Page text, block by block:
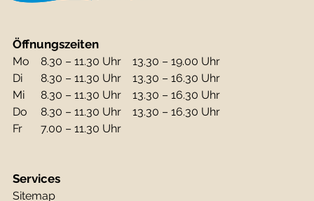
Öffnungszeiten
Mo 8.30 – 11.30 Uhr
13.30 – 19.00 Uhr
Di
8.30 – 11.30 Uhr
13.30 – 16.30 Uhr
Mi
8.30 – 11.30 Uhr
13.30 – 16.30 Uhr
Do
8.30 – 11.30 Uhr
13.30 – 16.30 Uhr
Fr
7.00 – 11.30 Uhr
Services
Sitemap